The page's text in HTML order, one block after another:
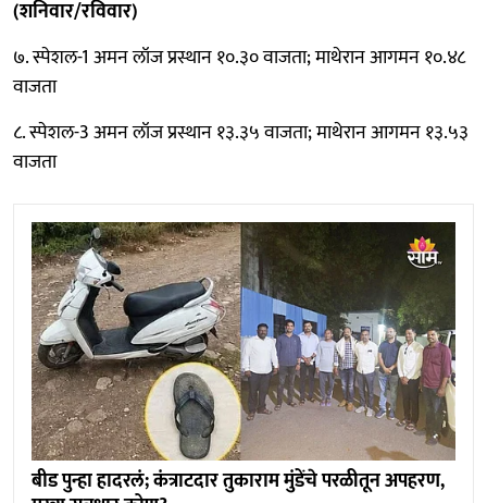
(शनिवार/रविवार)
७. स्पेशल-1 अमन लॉज प्रस्थान १०.३० वाजता; माथेरान आगमन १०.४८
वाजता
८. स्पेशल-3 अमन लॉज प्रस्थान १३.३५ वाजता; माथेरान आगमन १३.५३
वाजता
बीड पुन्हा हादरलं; कंत्राटदार तुकाराम मुंडेंचे परळीतून अपहरण,